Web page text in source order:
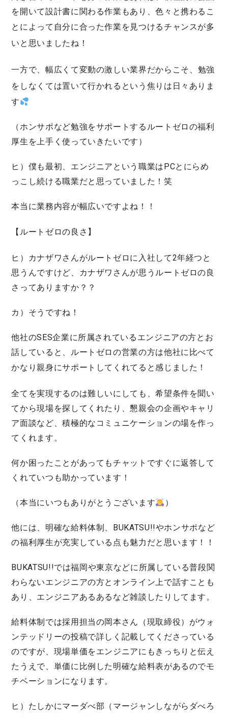
を開いて設計書に関わる作業もあり、色々と携わるこ
とによって 自分に合った作業を見つけるチャンスが多
い と思いましたね！
一方で、幅広くて変動の激しい業界だからこそ、 勉強
をしなくては置いて行かれる という焦りは日々ありま
す
（ホンサポなど勉強をサポートするルートゼロの福利
厚生を上手く使っていきたいです）
ヒ）僕も最初、エンジニアという職業はPCとにらめ
っこし続ける職業だと思っていました！笑
本当に業務内容が幅広いですよね！！
【ルートゼロの良さ】
ヒ）カナザワさんがルートゼロに入社して2年経つと
思うんですけど、カナザワさんが思うルートゼロの良
さってありますか？？
カ）そうですね！
他社のSES企業に所属されているエンジニアの方とお
話していると、ルートゼロの営業の方は他社に比べて
かなり親身にサポート してくれてると感じました！
全てを実現するのは難しいにしても、希望条件を聞い
てから現場を探してくれたり、懇親会の企画やキャリ
ア面談など、積極的なコミュニケーションの場を作っ
てくれます。
何か困ったことがあってもチャットですぐに返答して
くれていつも助かっています！
（本当にいつもありがとうございます ）
他には、明確な給料体制、BUKATSU!!やホンサポなど
の福利厚生が充実している点も魅力だと思います！！
BUKATSU!!では福岡や東京などに所属している普段関
わらないエンジニアの方とオンライン上で話すことも
あり、エンジニアあるあるなど雑談したりしてます。
給料体制では採用担当の岡本さん（現取締役）がウォ
ンテッドリーの投稿で詳しく記載してくださっている
のですが、現場単価をエンジニアにもきっちりと伝え
たうえで、単価に比例した明確な給料表があるのでモ
チベーションになります。
ヒ）たしかにマーダべ部（マージャンしながらダべろ